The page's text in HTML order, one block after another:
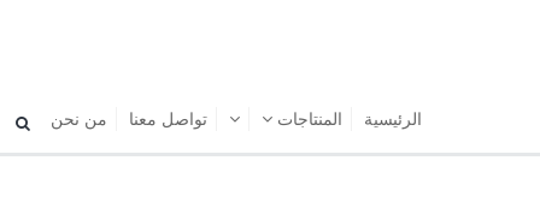
الرئیسیة المنتاجات تواصل معنا من نحن